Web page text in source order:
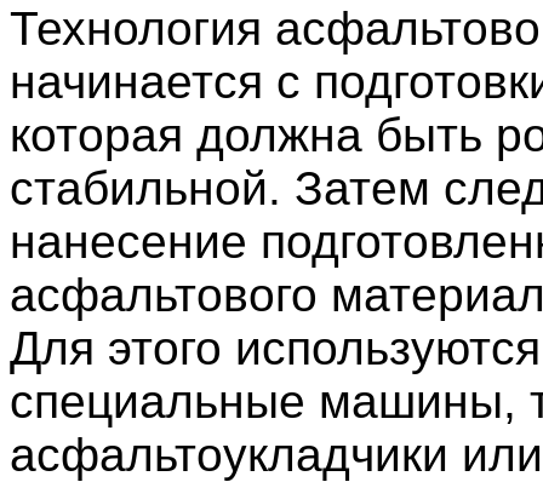
Технология
начинается с
которая должна быть
стабильной. Затем
нанесение
асфальтового
Для этого используются
специальные машины,
асфальтоукладчики